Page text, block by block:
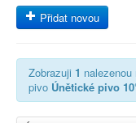
Přidat novou
Zobrazuji 1
pivo Únětické pivo